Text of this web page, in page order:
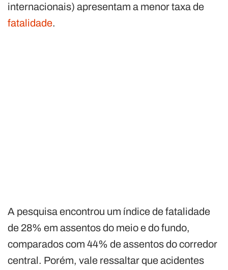
internacionais) apresentam a menor taxa de
fatalidade.
A pesquisa encontrou um índice de fatalidade
de 28% em assentos do meio e do fundo,
comparados com 44% de assentos do corredor
central. Porém, vale ressaltar que acidentes